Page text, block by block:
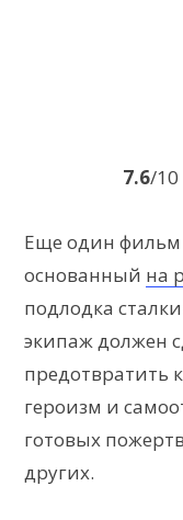
7.6/10
Еще один фильм
основанный на
подлодка
экипаж должен
предотвратить
героизм и
готовых
других.